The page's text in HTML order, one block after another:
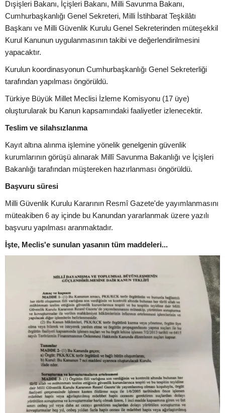
Dışişleri Bakanı, İçişleri Bakanı, Milli Savunma Bakanı,
Cumhurbaşkanlığı Genel Sekreteri, Milli İstihbarat Teşkilâtı
Başkanı ve Milli Güvenlik Kurulu Genel Sekreterinden müteşekkil
Kurul Kanunun uygulanmasının takibi ve değerlendirilmesini
yapacaktır.
Kurulun koordinasyonun Cumhurbaşkanlığı Genel Sekreterliği
tarafından yapılması öngörüldü.
Türkiye Büyük Millet Meclisi İzleme Komisyonu (17 üye)
oluşturularak bu Kanun kapsamındaki faaliyetler izlenecektir.
Teslim ve silahsızlanma
Kayıt altına alınma işlemine yönelik genelgenin güvenlik
kurumlarının görüşü alınarak Millî Savunma Bakanlığı ve İçişleri
Bakanlığı tarafından müştereken hazırlanması öngörüldü.
Başvuru süresi
Milli Güvenlik Kurulu Kararının Resmî Gazete'de yayımlanmasını
müteakiben 6 ay içinde bu Kanundan yararlanmak üzere yazılı
başvuru yapılması aranmaktadır.
İşte, Meclis'e sunulan yasanın tüm maddeleri...